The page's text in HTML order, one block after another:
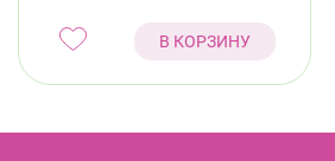
В КОРЗИНУ